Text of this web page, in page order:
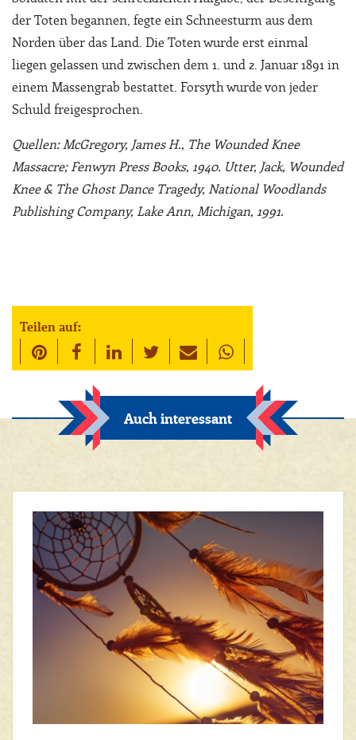
der Toten begannen, fegte ein Schneesturm aus dem
Norden über das Land. Die Toten wurde erst einmal
liegen gelassen und zwischen dem 1. und 2. Januar 1891 in
einem Massengrab bestattet. Forsyth wurde von jeder
Schuld freigesprochen.
Quellen: McGregory, James H., The Wounded Knee
Massacre; Fenwyn Press Books, 1940. Utter, Jack, Wounded
Knee & The Ghost Dance Tragedy, National Woodlands
Publishing Company, Lake Ann, Michigan, 1991.
Teilen auf:
Auch interessant